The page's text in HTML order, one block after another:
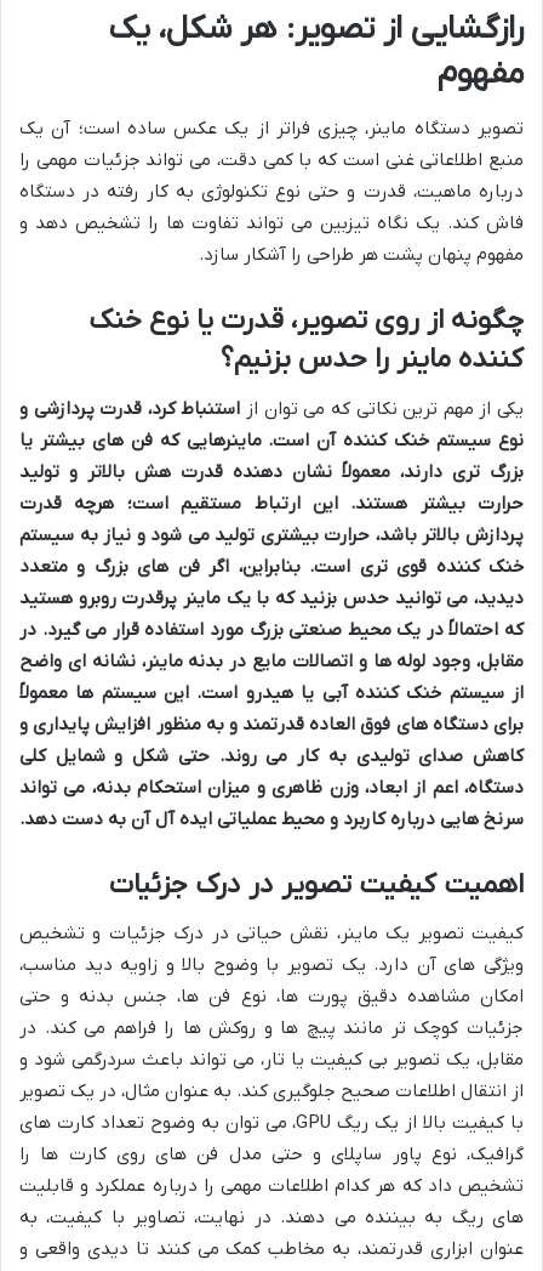
رازگشایی از تصویر: هر شکل، یک
مفهوم
تصویر دستگاه ماینر، چیزی فراتر از یک عکس ساده است؛ آن یک
منبع اطلاعاتی غنی است که با کمی دقت، می تواند جزئیات مهمی را
درباره ماهیت، قدرت و حتی نوع تکنولوژی به کار رفته در دستگاه
فاش کند. یک نگاه تیزبین می تواند تفاوت ها را تشخیص دهد و
مفهوم پنهان پشت هر طراحی را آشکار سازد.
چگونه از روی تصویر، قدرت یا نوع خنک
کننده ماینر را حدس بزنیم؟
یکی از مهم ترین نکاتی که می توان از استنباط کرد، قدرت پردازشی و
نوع سیستم خنک کننده آن است. ماینرهایی که فن های بیشتر یا
بزرگ تری دارند، معمولاً نشان دهنده قدرت هش بالاتر و تولید
حرارت بیشتر هستند. این ارتباط مستقیم است؛ هرچه قدرت
پردازش بالاتر باشد، حرارت بیشتری تولید می شود و نیاز به سیستم
خنک کننده قوی تری است. بنابراین، اگر فن های بزرگ و متعدد
دیدید، می توانید حدس بزنید که با یک ماینر پرقدرت روبرو هستید
که احتمالاً در یک محیط صنعتی بزرگ مورد استفاده قرار می گیرد. در
مقابل، وجود لوله ها و اتصالات مایع در بدنه ماینر، نشانه ای واضح
از سیستم خنک کننده آبی یا هیدرو است. این سیستم ها معمولاً
برای دستگاه های فوق العاده قدرتمند و به منظور افزایش پایداری و
کاهش صدای تولیدی به کار می روند. حتی شکل و شمایل کلی
دستگاه، اعم از ابعاد، وزن ظاهری و میزان استحکام بدنه، می تواند
سرنخ هایی درباره کاربرد و محیط عملیاتی ایده آل آن به دست دهد.
اهمیت کیفیت تصویر در درک جزئیات
کیفیت تصویر یک ماینر، نقش حیاتی در درک جزئیات و تشخیص
ویژگی های آن دارد. یک تصویر با وضوح بالا و زاویه دید مناسب،
امکان مشاهده دقیق پورت ها، نوع فن ها، جنس بدنه و حتی
جزئیات کوچک تر مانند پیچ ها و روکش ها را فراهم می کند. در
مقابل، یک تصویر بی کیفیت یا تار، می تواند باعث سردرگمی شود و
از انتقال اطلاعات صحیح جلوگیری کند. به عنوان مثال، در یک تصویر
با کیفیت بالا از یک ریگ GPU، می توان به وضوح تعداد کارت های
گرافیک، نوع پاور ساپلای و حتی مدل فن های روی کارت ها را
تشخیص داد که هر کدام اطلاعات مهمی را درباره عملکرد و قابلیت
های ریگ به بیننده می دهند. در نهایت، تصاویر با کیفیت، به
عنوان ابزاری قدرتمند، به مخاطب کمک می کنند تا دیدی واقعی و